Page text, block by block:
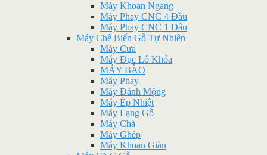
Máy Khoan Ngang
Máy Phay CNC 4 Đầu
Máy Phay CNC 1 Đầu
Máy Chế Biến Gỗ Tự Nhiên
Máy Cưa
Máy Đục Lỗ Khóa
MÁY BÀO
Máy Phay
Máy Đánh Mộng
Máy Ép Nhiệt
Máy Lạng Gỗ
Máy Chà
Máy Ghép
Máy Khoan Giàn